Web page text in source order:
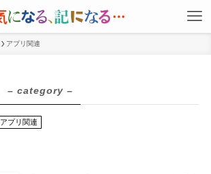
アプリ関連
– category –
アプリ関連